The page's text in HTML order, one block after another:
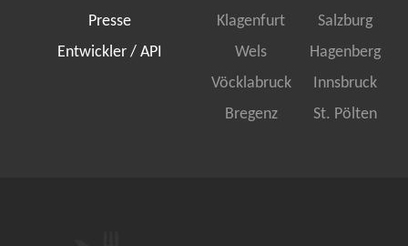
Presse
Entwickler / API
Klagenfurt
Salzburg
Wels
Hagenberg
Vöcklabruck
Innsbruck
Bregenz
St. Pölten